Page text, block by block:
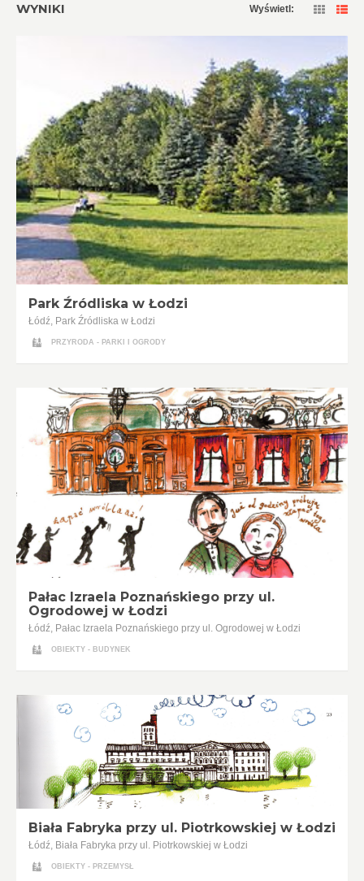
WYNIKI Wyświetl:
Park Źródliska w Łodzi
Łódź, Park Źródliska w Łodzi
PRZYRODA - PARKI I OGRODY
Pałac Izraela Poznańskiego przy ul.
Ogrodowej w Łodzi
Łódź, Pałac Izraela Poznańskiego przy ul. Ogrodowej w Łodzi
OBIEKTY - BUDYNEK
Biała Fabryka przy ul. Piotrkowskiej w Łodzi
Łódź, Biała Fabryka przy ul. Piotrkowskiej w Łodzi
OBIEKTY - PRZEMYSŁ